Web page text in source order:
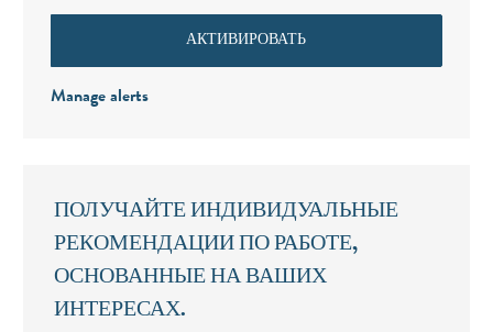
АКТИВИРОВАТЬ
Manage alerts
ПОЛУЧАЙТЕ ИНДИВИДУАЛЬНЫЕ
РЕКОМЕНДАЦИИ ПО РАБОТЕ,
ОСНОВАННЫЕ НА ВАШИХ
ИНТЕРЕСАХ.